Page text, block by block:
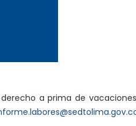
a prima de